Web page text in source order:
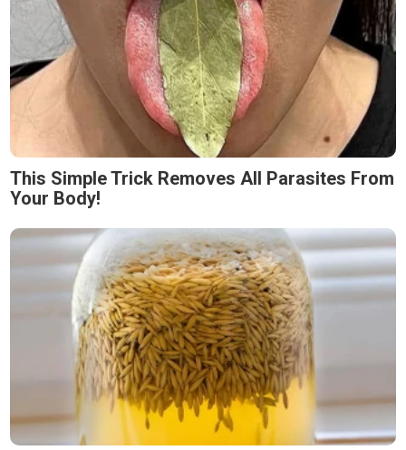
This Simple Trick Removes All Parasites From
Your Body!